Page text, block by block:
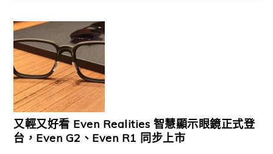
又輕又好看 Even Realities 智慧顯示眼鏡正式登
台，Even G2、Even R1 同步上市